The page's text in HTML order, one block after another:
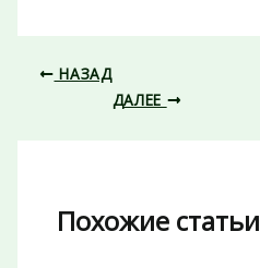
НАЗАД
ДАЛЕЕ
Похожие статьи